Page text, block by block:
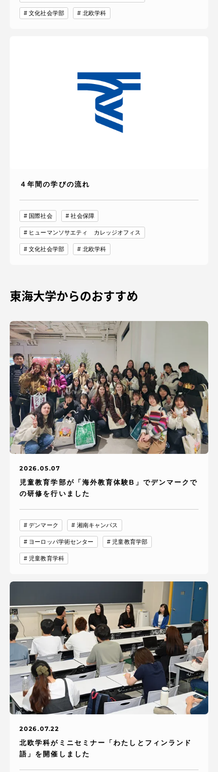
文化社会学部 北欧学科
４年間の学びの流れ
国際社会 社会保障
ヒューマンソサエティ カレッジオフィス
文化社会学部 北欧学科
東海大学からのおすすめ
2026.05.07
児童教育学部が「海外教育体験B」でデンマークで
の研修を行いました
デンマーク 湘南キャンパス
ヨーロッパ学術センター 児童教育学部
児童教育学科
2026.07.22
北欧学科がミニセミナー「わたしとフィンランド
語」を開催しました